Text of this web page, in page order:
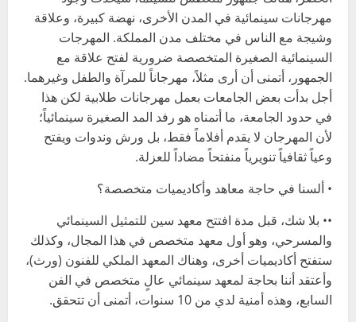
مهرجانات سينمائية في المدن الأخرى، نهضة كبيرة، وعلاقة
وشيجة مع الناس في مختلف مدن المملكة. المهرجات
السينمائية الصغيرة المتخصصة ضرورية لفتح علاقة مع
الجمهور، أتمنى أن أرى مثلاً، مهرجاناً للمرآة والطفل وغيرهما.
أجل بدأت بعض الجامعات بعمل مهرجانات طلابية لكن هذا
في حدود الجامعة، ما أتمناه هو رفد المد الصغيرة سينمائياً؛
لأن المهرجان لا يقدم أفلاماً فقط، بل ورش وندوات ويفتح
وعياً ثقافياً تنويرياً منفتحاً مضاداً للعزلة.
• ألسنا في حاجة معاهد وأكاديميات متخصصة؟
•• بلا شك، قبل مدة افتتح معهد سين للتمثيل السينمائي
والمسرحي، وهو أول معهد متخصص في هذا المجال، وكذلك
ستفتح أكاديميات أخرى، وهناك المعهد الملكي للفنون (ورث)،
وأعتقد أننا بحاجة لمعهد سينمائي عالٍ متخصص في الفن
السابع، وهذه أمنية لدي من 10 سنوات، أتمنى أن تتحقق.